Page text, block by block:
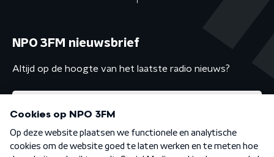
NPO 3FM nieuwsbrief
Altijd op de hoogte van het laatste radio nieuws?